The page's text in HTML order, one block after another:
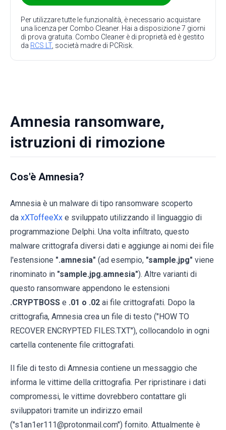
Per utilizzare tutte le funzionalità, è necessario acquistare
una licenza per Combo Cleaner. Hai a disposizione 7 giorni
di prova gratuita. Combo Cleaner è di proprietà ed è gestito
da RCS LT, società madre di PCRisk.
Amnesia ransomware,
istruzioni di rimozione
Cos'è Amnesia?
Amnesia è un malware di tipo ransomware scoperto
da xXToffeeXx e sviluppato utilizzando il linguaggio di
programmazione Delphi. Una volta infiltrato, questo
malware crittografa diversi dati e aggiunge ai nomi dei file
l'estensione ".amnesia" (ad esempio, "sample.jpg" viene
rinominato in "sample.jpg.amnesia"). Altre varianti di
questo ransomware appendono le estensioni
.CRYPTBOSS e .01 o .02 ai file crittografati. Dopo la
crittografia, Amnesia crea un file di testo ("HOW TO
RECOVER ENCRYPTED FILES.TXT"), collocandolo in ogni
cartella contenente file crittografati.
Il file di testo di Amnesia contiene un messaggio che
informa le vittime della crittografia. Per ripristinare i dati
compromessi, le vittime dovrebbero contattare gli
sviluppatori tramite un indirizzo email
("s1an1er111@protonmail.com") fornito. Attualmente è